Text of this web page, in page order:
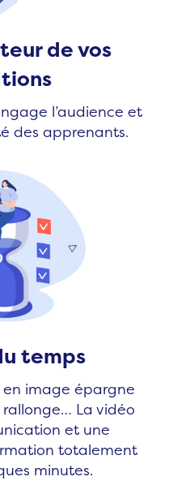
de vos
l’audience et
des apprenants.
temps
image épargne
La vidéo
et une
totalement
minutes.